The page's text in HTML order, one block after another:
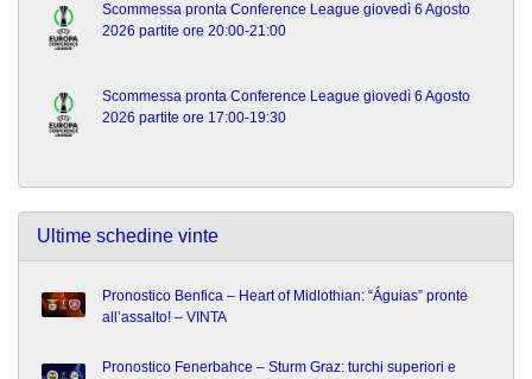
Scommessa pronta Conference League giovedì 6 Agosto
2026 partite ore 20:00-21:00
Scommessa pronta Conference League giovedì 6 Agosto
2026 partite ore 17:00-19:30
Ultime schedine vinte
Pronostico Benfica – Heart of Midlothian: “Águias” pronte
all’assalto! – VINTA
Pronostico Fenerbahce – Sturm Graz: turchi superiori e